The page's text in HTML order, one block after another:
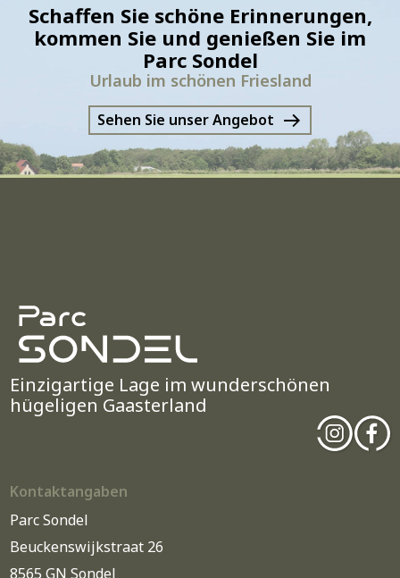
Schaffen Sie schöne Erinnerungen,
kommen Sie und genießen Sie im
Parc Sondel
Urlaub im schönen Friesland
Sehen Sie unser Angebot
Einzigartige Lage im wunderschönen
hügeligen Gaasterland
Kontaktangaben
Parc Sondel
Beuckenswijkstraat 26
8565 GN Sondel